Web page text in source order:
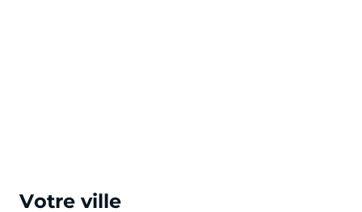
Votre ville